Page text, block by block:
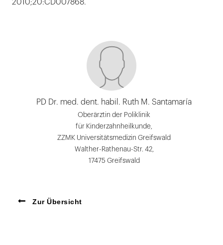
2010;20:CD007868.
PD Dr. med. dent. habil. Ruth M. Santamaría
Oberärztin der Poliklinik
für Kinderzahnheilkunde,
ZZMK Universitätsmedizin Greifswald
Walther-Rathenau-Str. 42,
17475 Greifswald
Zur Übersicht